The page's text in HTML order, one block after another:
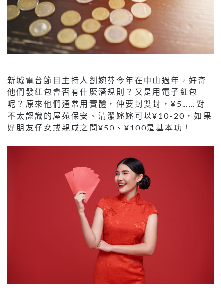
新城電台節目主持人劉婉芬今年在中山過年，好奇
他們發红包會否有什麼潛規則？又是用電子紅包
呢？原來他們通常用實體，仲要封雙封，¥5……對
不太認識的屋苑保安、清潔嬸嬸可以¥10-20，如果
好朋友仔女或親戚之間¥50、¥100是基本功！